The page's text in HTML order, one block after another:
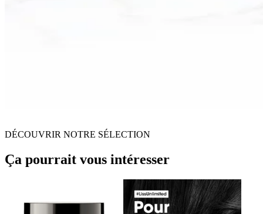
DÉCOUVRIR NOTRE SÉLECTION
Ça pourrait vous intéresser